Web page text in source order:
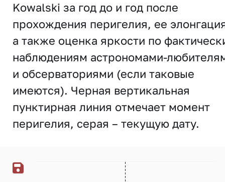
Kowalski за год до и год после
прохождения перигелия, ее
а также оценка яркости по
наблюдениям астрономами-
и обсерваториями (если таковые
имеются). Черная вертикальная
пунктирная линия отмечает момент
перигелия, серая – текущую дату.